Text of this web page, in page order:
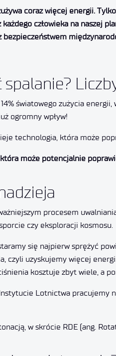
coraz więcej energii.
człowieka na naszej
światowego zużycia
ogromny wpływ!
technologia, która może
może potencjalnie
procesem
czy eksploracji kosmosu.
się najpierw sprężyć
czyli uzyskujemy więcej
kosztuje zbyt wiele, a
Lotnictwa pracujemy
w skrócie RDE (ang.